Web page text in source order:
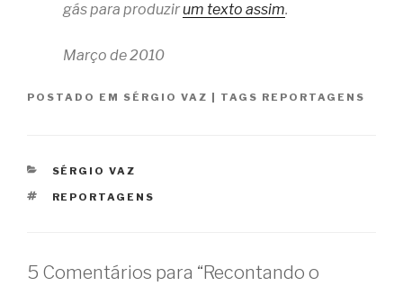
gás para produzirum texto assim.
Março de 2010
POSTADO EM SÉRGIO VAZ TAGS REPORTAGENS
CATEGORIAS
SÉRGIO VAZ
TAGS
REPORTAGENS
5 Comentários para “Recontando o